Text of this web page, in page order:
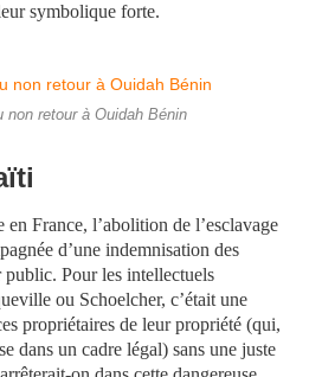
symbolique forte.
non retour à Ouidah Bénin
France, l’abolition de l’esclavage
d’une indemnisation des
Pour les intellectuels
ou Schoelcher, c’était une
propriétaires de leur propriété (qui,
dans un cadre légal) sans une juste